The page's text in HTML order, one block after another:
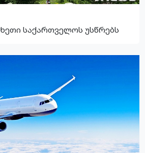
საქართველოს უსწრებს